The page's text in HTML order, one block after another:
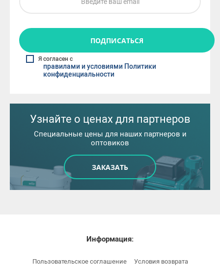
ПОДПИСАТЬСЯ
Я согласен с
правилами и условиями Политики
конфиденциальности
Узнайте о ценах для партнеров
Специальные цены для наших партнеров и
оптовиков
ЗАКАЗАТЬ
Информация:
Пользовательское соглашение Условия возврата